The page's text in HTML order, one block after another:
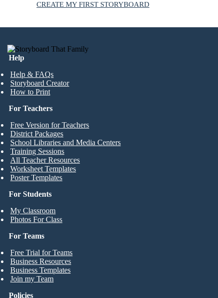
CREATE MY FIRST STORYBOARD
Help
Help & FAQs
Storyboard Creator
How to Print
For Students
My Classroom
Photos For Class
For Teachers
Free Version for Teachers
District Packages
School Libraries and Media Centers
Training Sessions
All Teacher Resources
Worksheet Templates
Poster Templates
For Teams
Free Trial for Teams
Business Resources
Business Templates
Join my Team
Policies